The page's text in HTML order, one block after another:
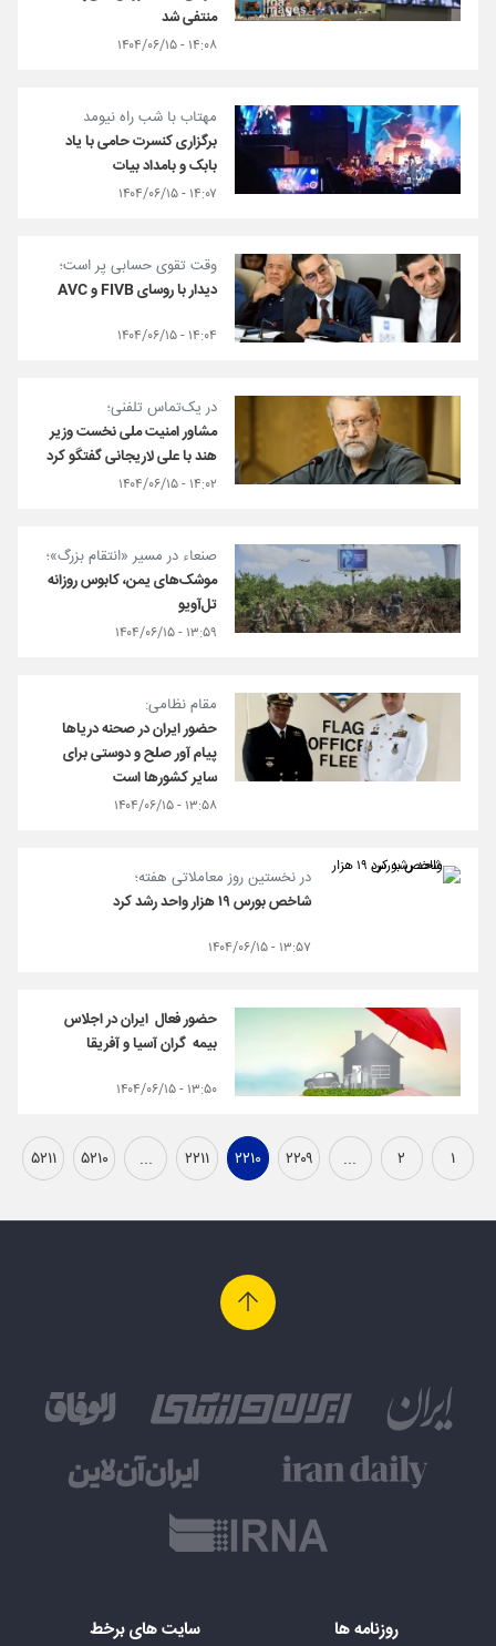
منتفی شد
۱۴:۰۸ - ۱۴۰۴/۰۶/۱۵
مهتاب با شب راه نیومد
برگزاری کنسرت حامی با یاد
بابک و بامداد بیات
۱۴:۰۷ - ۱۴۰۴/۰۶/۱۵
وقت تقوی حسابی پر است؛
دیدار با روسای FIVB و AVC
۱۴:۰۴ - ۱۴۰۴/۰۶/۱۵
در یک‌تماس تلفنی؛
مشاور امنیت ملی نخست وزیر
هند با علی لاریجانی گفتگو کرد
۱۴:۰۲ - ۱۴۰۴/۰۶/۱۵
صنعاء در مسیر «انتقام بزرگ»؛
موشک‌های یمن، کابوس روزانه
تل‌آویو
۱۳:۵۹ - ۱۴۰۴/۰۶/۱۵
مقام نظامی:
حضور ایران در صحنه دریاها
پیام آور صلح و دوستی برای
سایر کشورها است
۱۳:۵۸ - ۱۴۰۴/۰۶/۱۵
در نخستین روز معاملاتی هفته؛
شاخص بورس ۱۹ هزار واحد رشد کرد
۱۳:۵۷ - ۱۴۰۴/۰۶/۱۵
حضور فعال ایران در اجلاس
بیمه گران آسیا و آفریقا
۱۳:۵۰ - ۱۴۰۴/۰۶/۱۵
۱ ۲ ... ۲۲۰۹ ۲۲۱۰ ۲۲۱۱ ... ۵۲۱۰ ۵۲۱۱
روزنامه ها سایت های برخط